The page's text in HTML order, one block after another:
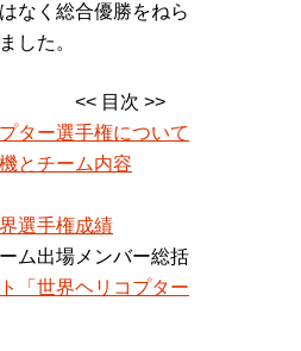
なく総合優勝をねら
した。
次 >>
ター選手権について
とチーム内容
選手権成績
ム出場メンバー総括
「世界ヘリコプター